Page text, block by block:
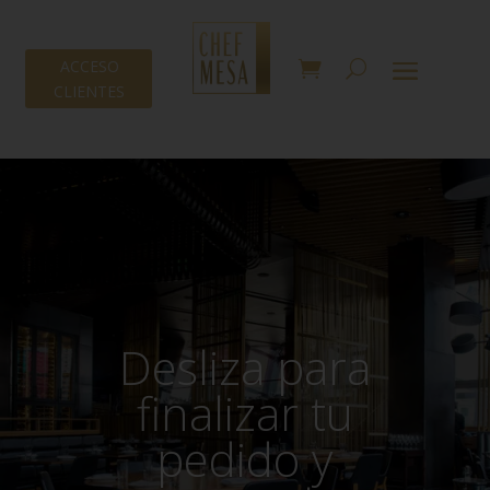
ACCESO
CLIENTES
Desliza para
finalizar tu
pedido y